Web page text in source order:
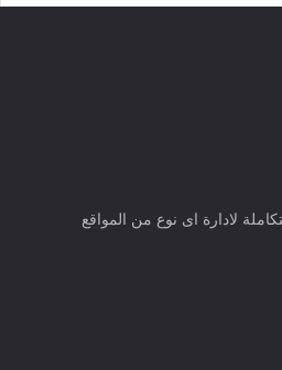
لادارة اى نوع من المواقع